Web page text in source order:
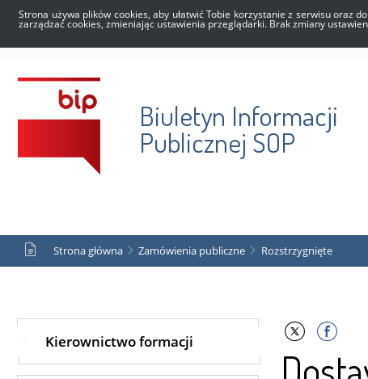
Strona używa plików cookies, aby ułatwić Tobie korzystanie z serwisu oraz
zarządzać cookies, zmieniając ustawienia przeglądarki. Brak zmiany
Biuletyn Informacji
Publicznej SOP
Strona główna Zamówienia publiczne Rozstrzygnięte
Kierownictwo formacji